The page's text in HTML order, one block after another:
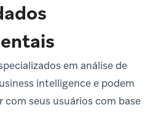
em análise de
intelligence e podem
com seus usuários com base